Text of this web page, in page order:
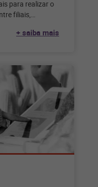
para realizar o
filiais,
+ saiba mais